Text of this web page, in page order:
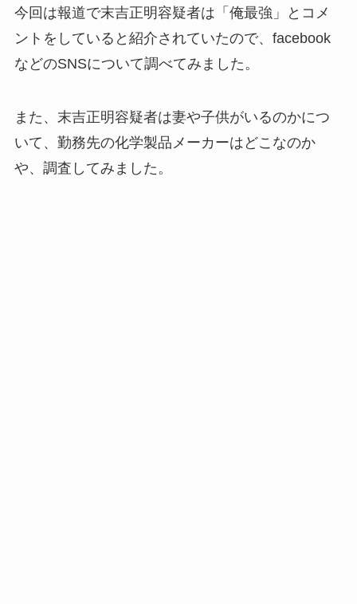
今回は報道で末吉正明容疑者は「俺最強」とコメ
ントをしていると紹介されていたので、facebook
などのSNSについて調べてみました。
また、末吉正明容疑者は妻や子供がいるのかにつ
いて、勤務先の化学製品メーカーはどこなのか
や、調査してみました。